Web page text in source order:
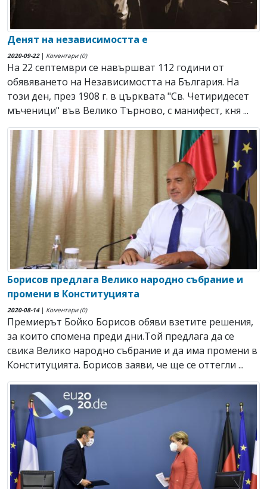
Денят на независимостта е
2020-09-22| Коментари (0)
На 22 септември се навършват 112 години от
обявяването на Независимостта на България. На
този ден, през 1908 г. в църквата "Св. Четиридесет
мъченици" във Велико Търново, с манифест, кня ...
Борисов предлага Велико народно събрание и
промени в Конституцията
2020-08-14| Коментари (0)
Премиерът Бойко Борисов обяви взетите решения,
за които спомена преди дни.Той предлага да се
свика Велико народно събрание и да има промени в
Конституцията. Борисов заяви, че ще се оттегли ...